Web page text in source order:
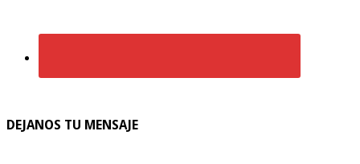
DEJANOS TU MENSAJE